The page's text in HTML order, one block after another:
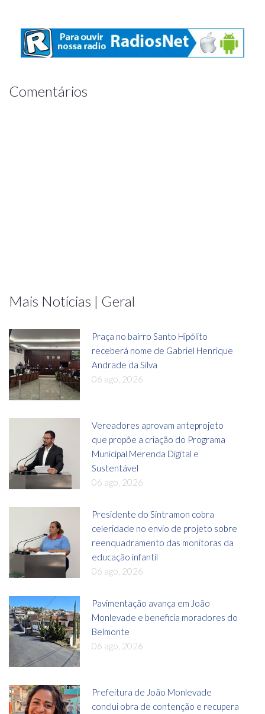
Comentários
Mais Notícias | Geral
Praça no bairro Santo Hipólito
receberá nome de Gabriel Henrique
Andrade da Silva
06 ago, 2026
Vereadores aprovam anteprojeto
que propõe a criação do Programa
Municipal Merenda Digital e
Sustentável
06 ago, 2026
Presidente do Sintramon cobra
celeridade no envio de projeto sobre
reenquadramento das monitoras da
educação infantil
06 ago, 2026
Pavimentação avança em João
Monlevade e beneficia moradores do
Belmonte
06 ago, 2026
Prefeitura de João Monlevade
conclui obra de contenção e recupera